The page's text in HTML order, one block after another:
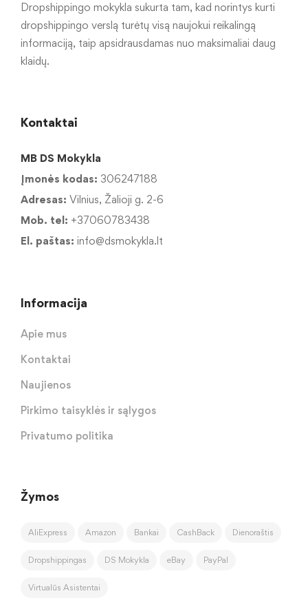
Dropshippingo mokykla sukurta tam, kad norintys kurti
dropshippingo verslą turėtų visą naujokui reikalingą
informaciją, taip apsidrausdamas nuo maksimaliai daug
klaidų.
Kontaktai
MB DS Mokykla
Įmonės kodas: 306247188
Adresas: Vilnius, Žalioji g. 2-6
Mob. tel: +37060783438
El. paštas: info@dsmokykla.lt
Informacija
Apie mus
Kontaktai
Naujienos
Pirkimo taisyklės ir sąlygos
Privatumo politika
Žymos
AliExpress Amazon Bankai CashBack Dienoraštis
Dropshippingas DS Mokykla eBay PayPal
Virtualūs Asistentai